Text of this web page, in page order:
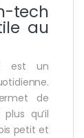
tech
au
est un
de
qu’il
petit et